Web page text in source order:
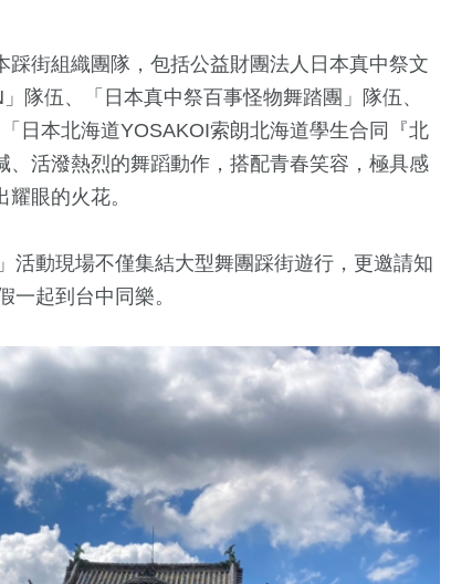
街組織團隊，包括公益財團法人日本真中祭文
隊伍、「日本真中祭百事怪物舞踏團」隊伍、
日本北海道YOSAKOI索朗北海道學生合同『北
、活潑熱烈的舞蹈動作，搭配青春笑容，極具感
眼的火花。
活動現場不僅集結大型舞團踩街遊行，更邀請知
一起到台中同樂。